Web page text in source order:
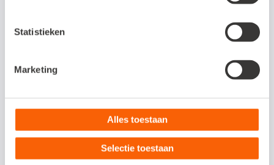
Statistieken
Marketing
Alles toestaan
Selectie toestaan
koppeling?
Bij problemen of vragen kun je
contact opnemen via e-mail of op
telefoonnummer 053 4845 955.